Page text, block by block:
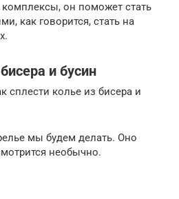
он поможет стать
как говорится, стать на
и бусин
сплести колье из бисера и
мы будем делать. Оно
необычно.